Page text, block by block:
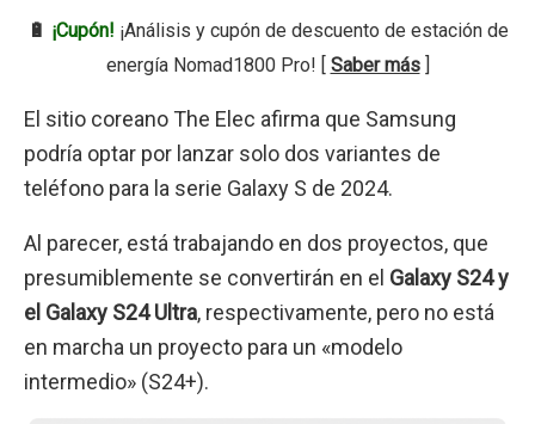
🔋 ¡Cupón! ¡Análisis y cupón de descuento de estación de
energía Nomad1800 Pro! [ Saber más]
El sitio coreano The Elec afirma que Samsung
podría optar por lanzar solo dos variantes de
teléfono para la serie Galaxy S de 2024.
Al parecer, está trabajando en dos proyectos, que
presumiblemente se convertirán en el Galaxy S24 y
el Galaxy S24 Ultra, respectivamente, pero no está
en marcha un proyecto para un «modelo
intermedio» (S24+).